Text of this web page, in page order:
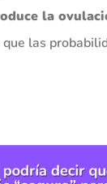
la
las